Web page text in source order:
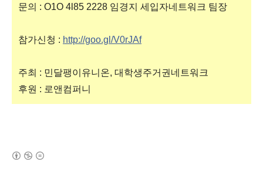
문의 : O1O 4l85 2228 임경지 세입자네트워크 팀장
참가신청 : http://goo.gl/V0rJAf
주최 : 민달팽이유니온, 대학생주거권네트워크
후원 : 로앤컴퍼니